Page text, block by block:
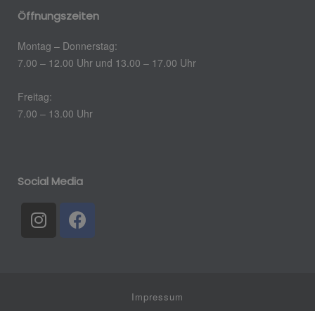
Öffnungszeiten
Montag – Donnerstag:
7.00 – 12.00 Uhr und 13.00 – 17.00 Uhr
Freitag:
7.00 – 13.00 Uhr
Social Media
Impressum